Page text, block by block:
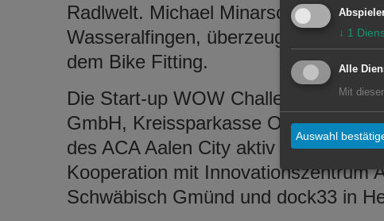
Radlwelt. Michael Minarsch, der
Wasseralfingen, überzeugte die Jury
dem Bike Fitting.
Die Start-up WOW Challenge in
GmbH, Kreissparkasse Ostalb, der
des ACA Aalen City aktiv
Kooperation mit Innovationszentrum
Schwäbisch Gmünd und dock33 in
↓ 1
Alle
Mit
Auswahl